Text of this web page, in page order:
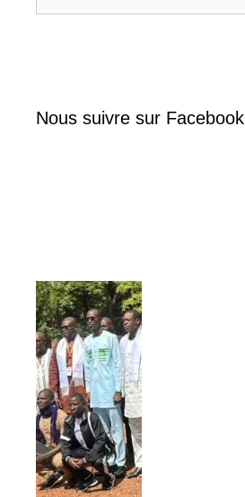
Nous suivre sur Facebook